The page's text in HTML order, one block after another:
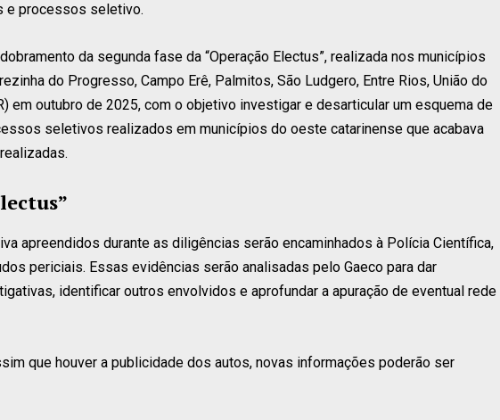
e processos seletivo.
da segunda fase da “Operação Electus”, realizada nos municípios
do Progresso, Campo Erê, Palmitos, São Ludgero, Entre Rios, União do
em outubro de 2025, com o objetivo investigar e desarticular um esquema de
seletivos realizados em municípios do oeste catarinense que acabava
apreendidos durante as diligências serão encaminhados à Polícia Científica,
periciais. Essas evidências serão analisadas pelo Gaeco para dar
identificar outros envolvidos e aprofundar a apuração de eventual rede
que houver a publicidade dos autos, novas informações poderão ser